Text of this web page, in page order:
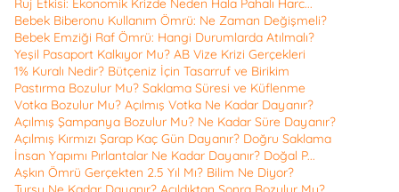
Ruj Etkisi: Ekonomik Krizde Neden Hala Pahalı Harc...
Bebek Biberonu Kullanım Ömrü: Ne Zaman Değişmeli?
Bebek Emziği Raf Ömrü: Hangi Durumlarda Atılmalı?
Yeşil Pasaport Kalkıyor Mu? AB Vize Krizi Gerçekleri
1% Kuralı Nedir? Bütçeniz İçin Tasarruf ve Birikim
Pastırma Bozulur Mu? Saklama Süresi ve Küflenme
Votka Bozulur Mu? Açılmış Votka Ne Kadar Dayanır?
Açılmış Şampanya Bozulur Mu? Ne Kadar Süre Dayanır?
Açılmış Kırmızı Şarap Kaç Gün Dayanır? Doğru Saklama
İnsan Yapımı Pırlantalar Ne Kadar Dayanır? Doğal P...
Aşkın Ömrü Gerçekten 2.5 Yıl Mı? Bilim Ne Diyor?